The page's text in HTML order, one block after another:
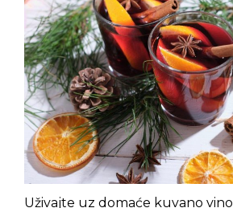
Uživajte uz domaće kuvano vino